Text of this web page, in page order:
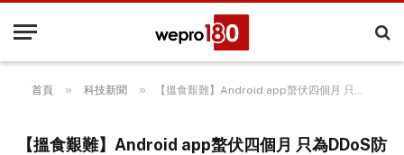
首頁 » 科技新聞 » 【搵食艱難】Android app螯伏四個月 只為DDoS防毒軟件公司
【搵食艱難】Android app螯伏四個月 只為DDoS防